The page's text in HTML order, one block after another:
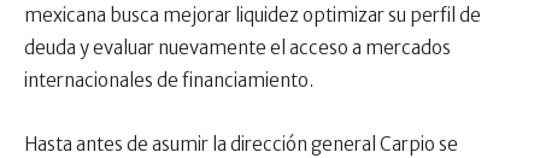
mexicana busca mejorar liquidez optimizar su perfil de
deuda y evaluar nuevamente el acceso a mercados
internacionales de financiamiento.
Hasta antes de asumir la dirección general Carpio se